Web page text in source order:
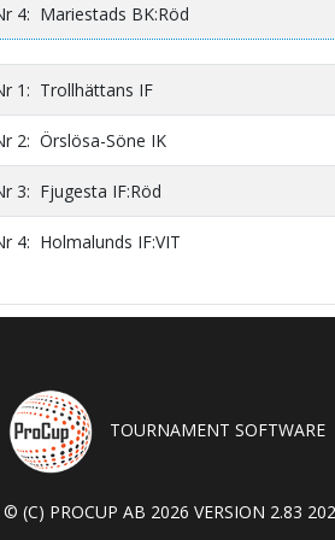
4: Mariestads BK:Röd
1: Trollhättans IF
2: Örslösa-Söne IK
3: Fjugesta IF:Röd
4: Holmalunds IF:VIT
TOURNAMENT SOFTWARE
© (C) PROCUP AB 2026 VERSION 2.83